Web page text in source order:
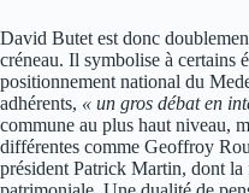
David Butet est donc
créneau. Il symbolise à certains
positionnement national du
adhérents, « un gros débat en
commune au plus haut niveau,
différentes comme Geoffroy
président Patrick Martin, dont la